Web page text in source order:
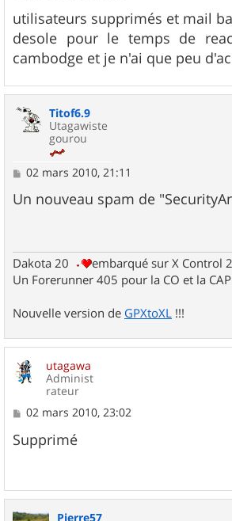
s
s
a
g
e
utilisateurs supprimés et mail
desole pour le temps de
cambodge et je n'ai que peu
Titof6.9
Utagawiste
gourou
M
s
s
02 mars 2010, 21:11
Un nouveau spam de
Dakota 20
embarqué sur X Control
Un Forerunner 405 pour la CO et la CAP
Nouvelle version de GPXtoXL !!!
utagawa
Administ
rateur
M
s
s
e
02 mars 2010, 23:02
Supprimé
Pierre57